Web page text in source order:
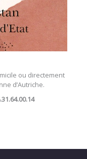
ou directement
d’Autriche.